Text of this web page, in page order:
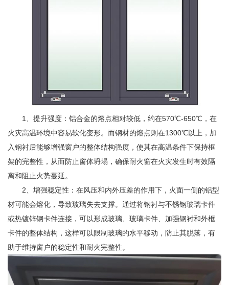
1、提升强度：铝合金的熔点相对较低，约在570℃-650℃，在
火灾高温环境中容易软化变形。而钢材的熔点则在1300℃以上，加
入钢衬后能够增强窗户的整体结构强度，使其在高温条件下保持框
架的完整性，从而防止窗体坍塌，确保耐火窗在火灾发生时有效隔
离和阻止火势蔓延。
2、增强稳定性：在风压和内外压差的作用下，火面一侧的铝型
材可能会熔化，导致玻璃失去支撑。通过将钢衬与不锈钢玻璃卡件
或热镀锌钢卡件连接，可以形成玻璃、玻璃卡件、加强钢衬和外框
卡件的整体结构，这样可以限制玻璃的水平移动，防止其脱落，有
助于维持窗户的稳定性和耐火完整性。